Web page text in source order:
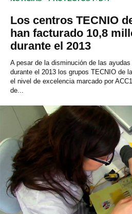
Los centros TECNIO
han facturado 10,8
durante el 2013
A pesar de la disminución de las
durante el 2013 los grupos TECNIO de
el nivel de excelencia marcado por
de...